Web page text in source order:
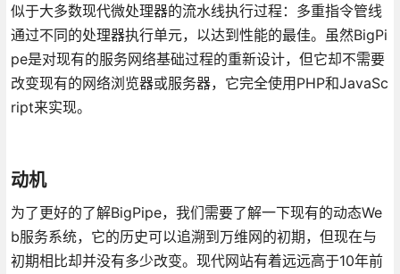
似于大多数现代微处理器的流水线执行过程：多重指令管线
通过不同的处理器执行单元，以达到性能的最佳。虽然BigPi
pe是对现有的服务网络基础过程的重新设计，但它却不需要
改变现有的网络浏览器或服务器，它完全使用PHP和JavaSc
ript来实现。
动机
为了更好的了解BigPipe，我们需要了解一下现有的动态We
b服务系统，它的历史可以追溯到万维网的初期，但现在与
初期相比却并没有多少改变。现代网站有着远远高于10年前